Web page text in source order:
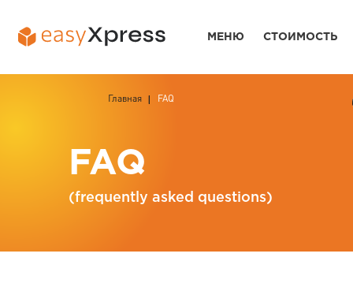
FAQ
(frequently asked questions)
Главная FAQ
МЕНЮ СТОИМОСТЬ